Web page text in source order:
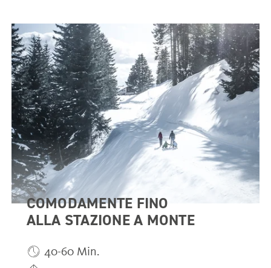
COMODAMENTE FINO
ALLA STAZIONE A MONTE
40-60 Min.